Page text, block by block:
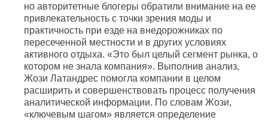
но авторитетные блогеры обратили внимание на ее
привлекательность с точки зрения моды и
практичность при езде на внедорожниках по
пересеченной местности и в других условиях
активного отдыха. «Это был целый сегмент рынка, о
котором не знала компания». Выполнив анализ,
Жози Латандрес помогла компании в целом
расширить и совершенствовать процесс получения
аналитической информации. По словам Жози,
«ключевым шагом» является определение